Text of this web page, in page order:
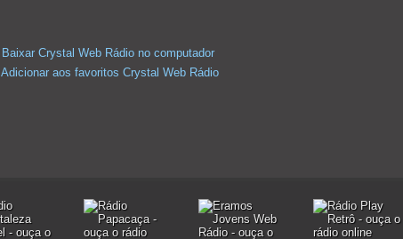
Baixar Crystal Web Rádio no computador
Adicionar aos favoritos Crystal Web Rádio